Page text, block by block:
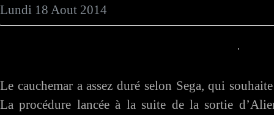
Lundi 18 Aout 2014
Le cauchemar a assez duré selon Sega, qui
La procédure lancée à la suite de la sortie